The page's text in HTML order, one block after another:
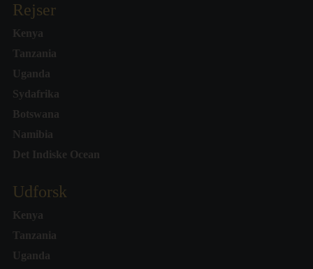
Rejser
Kenya
Tanzania
Uganda
Sydafrika
Botswana
Namibia
Det Indiske Ocean
Udforsk
Kenya
Tanzania
Uganda